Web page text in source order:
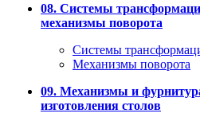
08. Системы
механизмы поворота
Системы
Механизмы поворота
09. Механизмы и
изготовления столов